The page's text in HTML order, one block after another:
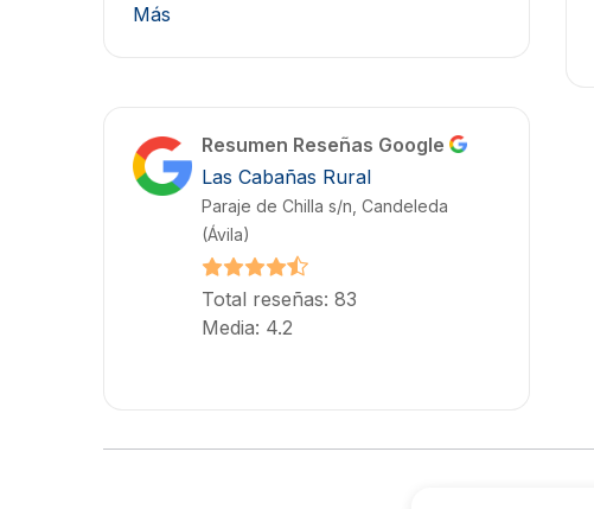
Más
Resumen Reseñas Google
Las Cabañas Rural
Paraje de Chilla s/n, Candeleda
(Ávila)
Total reseñas: 83
Media: 4.2